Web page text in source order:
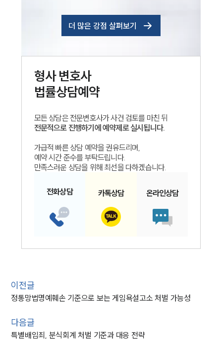
더 많은 강점 살펴보기
형사변호사
법률상담예약
모든 상담은 전문변호사가 사건 검토를 마친 뒤
전문적으로 진행하기에 예약제로 실시됩니다.
가급적 빠른 상담 예약을 권유드리며,
예약 시간 준수를 부탁드립니다.
만족스러운 상담을 위해 최선을 다하겠습니다.
전화상담 카톡상담 온라인상담
이전글
정통망법명예훼손 기준으로 보는 게임욕설고소 처벌 가능성
다음글
특별배임죄, 분식회계 처벌 기준과 대응 전략